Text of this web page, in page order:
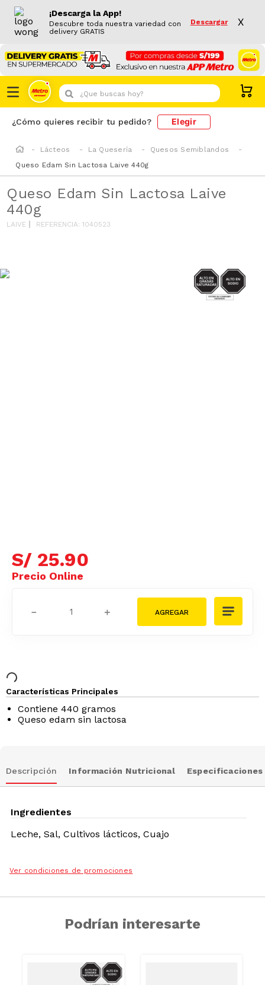
¡Descarga la App!
Descubre toda nuestra variedad con
delivery GRATIS
Descargar X
¿Que buscas hoy?
¿Cómo quieres recibir tu pedido? Elegir
Lácteos La Quesería
Quesos Semiblandos
Queso Edam Sin Lactosa Laive 440g
Queso Edam Sin Lactosa Laive
440g
LAIVE REFERENCIA:1040523
SODIO/
SAT
S/ 25.90
＋
－
Características Principales
Contiene 440 gramos
Queso edam sin lactosa
Descripción Información Nutricional Especificaciones
Ingredientes
Leche, Sal, Cultivos lácticos, Cuajo
Ver condiciones de promociones
Podrían interesarte
SODIO/GRASAS-
SAT